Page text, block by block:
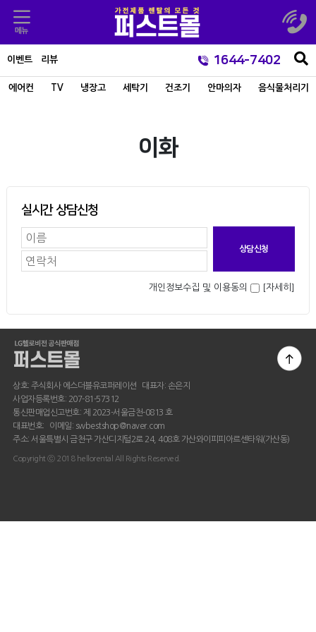
이벤트 리뷰 1644-7402
에어컨 TV 냉장고 세탁기 건조기 안마의자 음식물처리기
이화
실시간 상담신청
개인정보수집 및 이용동의 [자세히]
상호: 주식회사 에스더블유코퍼레이션 대표자: 손은지
사업자등록번호: 207-81-57312
통신판매업신고번호: 제 2023-서울금천-0813 호
대표번호: 이메일: swbestshop@naver.com
주소: 서울특별시 금천구 가산디지털2로 24, 408호 가산와이피피아르센타워(가산동)
Copyright ⓒ 2018 hellorental All Rights Reserved.